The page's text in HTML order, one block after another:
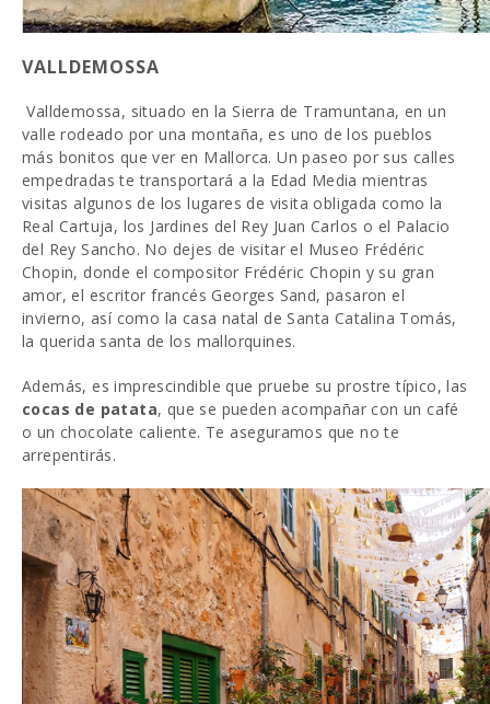
VALLDEMOSSA
Valldemossa, situado en la Sierra de Tramuntana, en un
valle rodeado por una montaña, es uno de los pueblos
más bonitos que ver en Mallorca. Un paseo por sus calles
empedradas te transportará a la Edad Media mientras
visitas algunos de los lugares de visita obligada como la
Real Cartuja, los Jardines del Rey Juan Carlos o el Palacio
del Rey Sancho. No dejes de visitar el Museo Frédéric
Chopin, donde el compositor Frédéric Chopin y su gran
amor, el escritor francés Georges Sand, pasaron el
invierno, así como la casa natal de Santa Catalina Tomás,
la querida santa de los mallorquines.
Además, es imprescindible que pruebe su prostre típico, las
cocas de patata, que se pueden acompañar con un café
o un chocolate caliente. Te aseguramos que no te
arrepentirás.